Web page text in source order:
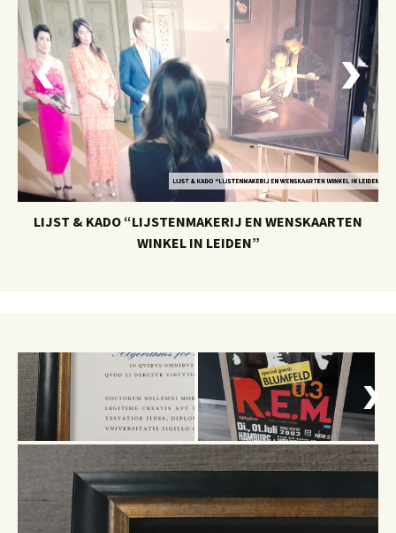
LIJST & KADO “LIJSTENMAKERIJ EN WENSKAARTEN WINKEL IN LEIDEN”
LIJST & KADO “LIJSTENMAKERIJ EN WENSKAARTEN
WINKEL IN LEIDEN”